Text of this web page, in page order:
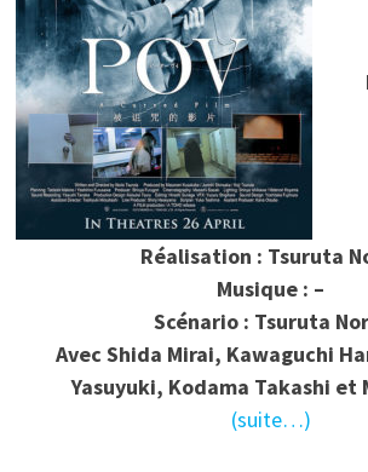
Réalisation : Tsuruta
Musique : –
Scénario : Tsuruta
Avec Shida Mirai, Kawaguchi
Yasuyuki, Kodama Takashi et
(suite…)